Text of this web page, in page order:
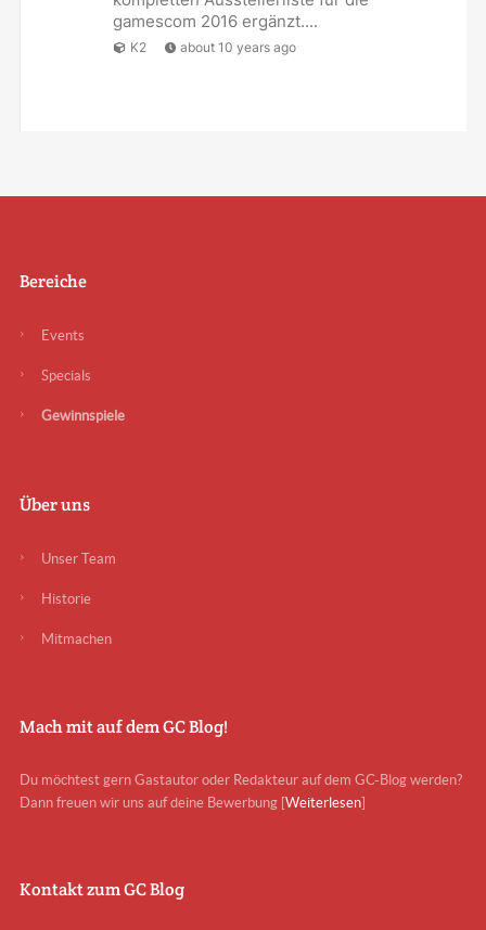
gamescom 2016 ergänzt....
K2 about 10 years ago
Bereiche
Events
Specials
Gewinnspiele
Über uns
Unser Team
Historie
Mitmachen
Mach mit auf dem GC Blog!
Du möchtest gern Gastautor oder Redakteur auf dem GC-Blog werden?
Dann freuen wir uns auf deine Bewerbung [Weiterlesen]
Kontakt zum GC Blog